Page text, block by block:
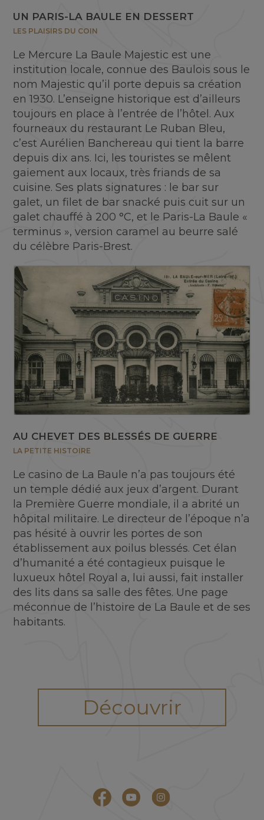
UN PARIS-LA BAULE EN DESSERT
LES PLAISIRS DU COIN
Le Mercure La Baule Majestic est une
institution locale, connue des Baulois sous le
nom Majestic qu’il porte depuis sa création
en 1930. L’enseigne historique est d’ailleurs
toujours en place à l’entrée de l’hôtel. Aux
fourneaux du restaurant Le Ruban Bleu,
c’est Aurélien Banchereau qui tient la barre
depuis dix ans. Ici, les touristes se mêlent
gaiement aux locaux, très friands de sa
cuisine. Ses plats signatures : le bar sur
galet, un filet de bar snacké puis cuit sur un
galet chauffé à 200 °C, et le Paris-La Baule «
terminus », version caramel au beurre salé
du célèbre Paris-Brest.
AU CHEVET DES BLESSÉS DE GUERRE
LA PETITE HISTOIRE
Le casino de La Baule n’a pas toujours été
un temple dédié aux jeux d’argent. Durant
la Première Guerre mondiale, il a abrité un
hôpital militaire. Le directeur de l’époque n’a
pas hésité à ouvrir les portes de son
établissement aux poilus blessés. Cet élan
d’humanité a été contagieux puisque le
luxueux hôtel Royal a, lui aussi, fait installer
des lits dans sa salle des fêtes. Une page
méconnue de l’histoire de La Baule et de ses
habitants.
Découvrir